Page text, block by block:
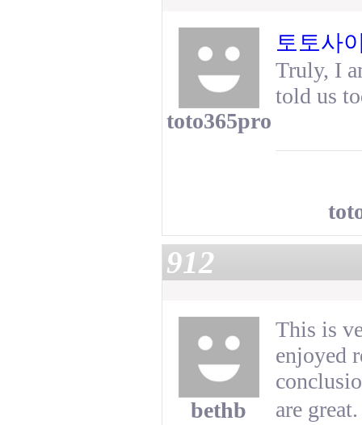
toto365pro
토토사
Truly, I
told us
912
bethb
This is
enjoyed
are